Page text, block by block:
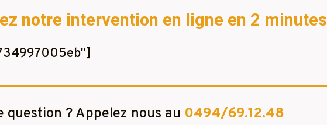
notre intervention en ligne en 2 minutes
question ? Appelez nous au 0494/69.12.48